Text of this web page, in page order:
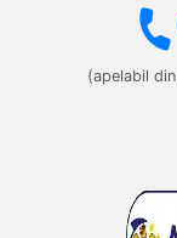
(apelabil